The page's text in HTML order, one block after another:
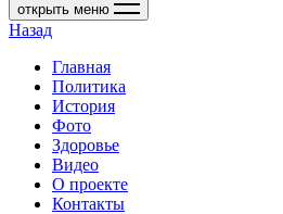
открыть меню
Назад
Главная
Политика
История
Фото
Здоровье
Видео
О проекте
Контакты